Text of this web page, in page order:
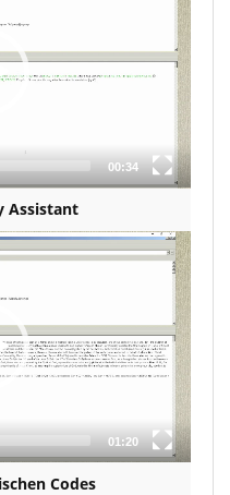
00:34
Assistant
01:20
Codes